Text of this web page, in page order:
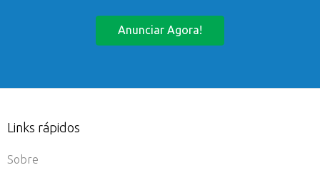
Anunciar Agora!
Links rápidos
Sobre